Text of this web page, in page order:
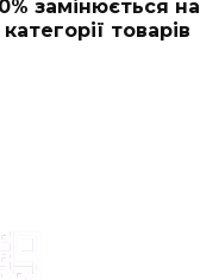
замінюється на
товарів